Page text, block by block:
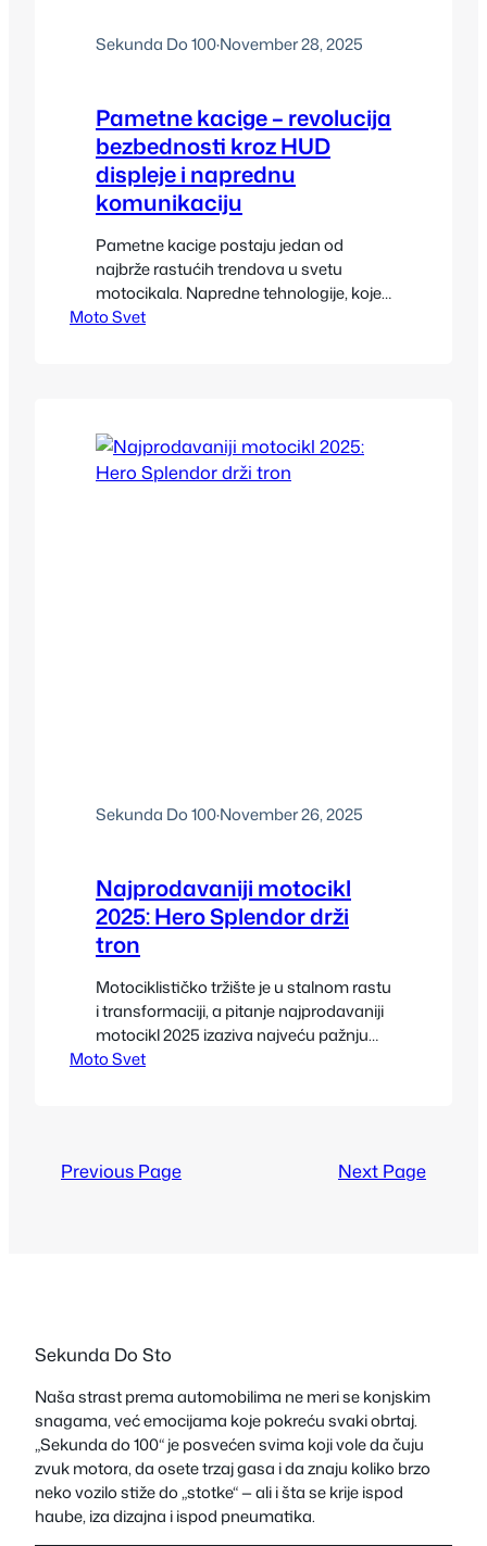
Sekunda Do 100·November 28, 2025
Pametne kacige – revolucija
bezbednosti kroz HUD
displeje i naprednu
komunikaciju
Pametne kacige postaju jedan od
najbrže rastućih trendova u svetu
motocikala. Napredne tehnologije, koje
su nekada bile rezervisane za avione i
za komunikaciju, koji zajedno donose
novu dimenziju bezbednosti, udobnosti
i kontrole vožnje.…
Moto Svet
Sekunda Do 100·November 26, 2025
Najprodavaniji motocikl
2025: Hero Splendor drži
tron
Motociklističko tržište je u stalnom rastu
i transformaciji, a pitanje najprodavaniji
motocikl 2025 izaziva najveću pažnju
proizvođača, distributera i samih
prodajom. Radi se o Hero Splendoru,
Moto Svet
Previous Page Next Page
Sekunda Do Sto
Naša strast prema automobilima ne meri se konjskim
snagama, već emocijama koje pokreću svaki obrtaj.
„Sekunda do 100“ je posvećen svima koji vole da čuju
zvuk motora, da osete trzaj gasa i da znaju koliko brzo
neko vozilo stiže do „stotke“ — ali i šta se krije ispod
haube, iza dizajna i ispod pneumatika.